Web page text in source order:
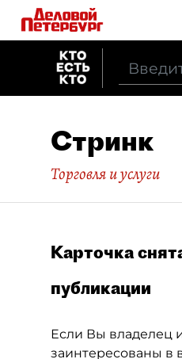
Стринк
Торговля и услуги
Карточка
публикации
Если Вы владелец
заинтересованы в